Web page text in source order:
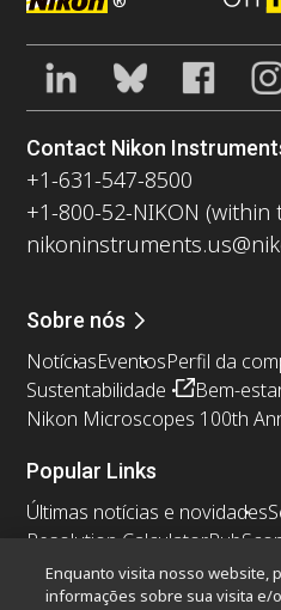
Contact Nikon
+1-631-547-8500
+1-800-52-NIKON (within
Sobre nós
NotíciasEventosPerfil da
Sustentabilidade
Bem-
Nikon Microscopes 100th
Popular Links
Últimas notícias e novidades
Resolution Calculator
Nikon Small World
Enquanto visita nosso website,
informações sobre sua visita e/